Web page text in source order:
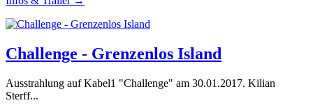
Challenge - Grenzenlos Island
Ausstrahlung auf Kabel1 "Challenge" am 30.01.2017. Kilian
Sterff...